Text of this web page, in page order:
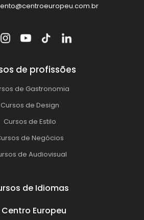
de profissões
de Gastronomia
Cursos de Design
Cursos de Estilo
de Negócios
de Audiovisual
de Idiomas
Centro Europeu